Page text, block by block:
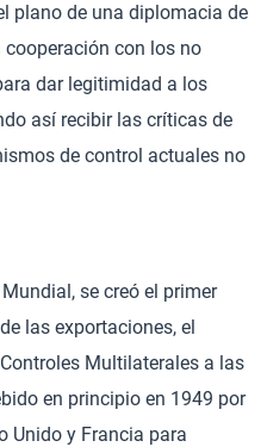
plano de una diplomacia de
con los no
dar legitimidad a los
así recibir las críticas de
de control actuales no
se creó el primer
las exportaciones, el
Multilaterales a las
en principio en 1949 por
Unido y Francia para